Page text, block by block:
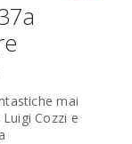
mai
Cozzi e